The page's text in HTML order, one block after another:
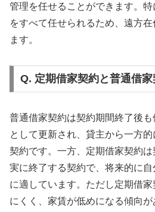
管理を任せることができます。
をすべて任せられるため、遠方
ます。
Q. 定期借家契約と普通借家
普通借家契約は契約期間終了後
として更新され、貸主から一方
契約です。一方、定期借家契約
実に終了する契約で、将来的に
に適しています。ただし定期借
にくく、家賃が低めになる傾向が